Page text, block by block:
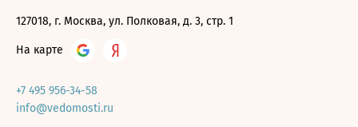
127018, г. Москва, ул. Полковая, д. 3, стр. 1
На карте
+7 495 956-34-58
info@vedomosti.ru